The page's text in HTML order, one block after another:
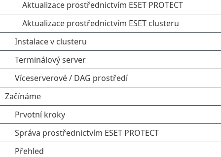
Aktualizace prostřednictvím ESET PROTECT
Aktualizace prostřednictvím ESET clusteru
Instalace v clusteru
Terminálový server
Víceserverové / DAG prostředí
Začínáme
Prvotní kroky
Správa prostřednictvím ESET PROTECT
Přehled